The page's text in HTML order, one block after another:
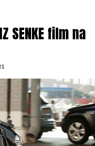
SENKE film na